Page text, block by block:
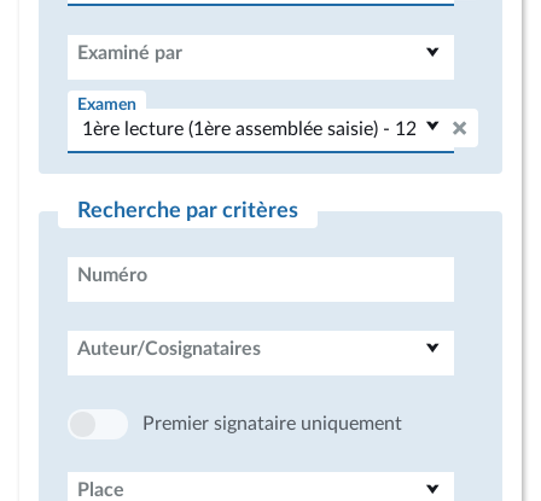
Examiné par
Examen
Recherche par critères
Numéro
Auteur/Cosignataires
Premier signataire uniquement
Place